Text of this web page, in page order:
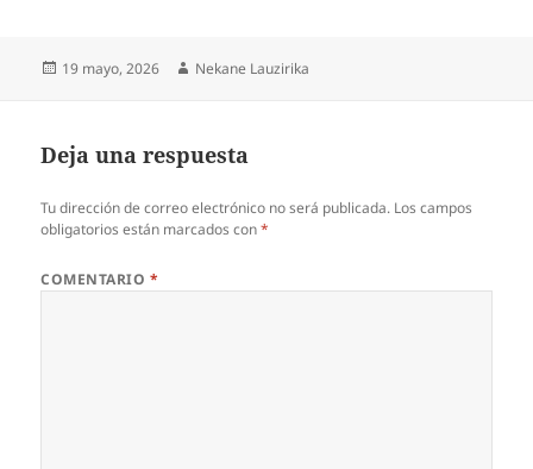
Publicado
19 mayo, 2026 Autor
Nekane Lauzirika
Deja una respuesta
Tu dirección de correo electrónico no será publicada. Los campos
obligatorios están marcados con*
COMENTARIO *